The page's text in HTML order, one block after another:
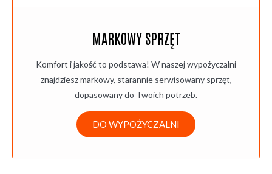
MARKOWY SPRZĘT
Komfort i jakość to podstawa! W naszej wypożyczalni
znajdziesz markowy, starannie serwisowany sprzęt,
dopasowany do Twoich potrzeb.
DO WYPOŻYCZALNI